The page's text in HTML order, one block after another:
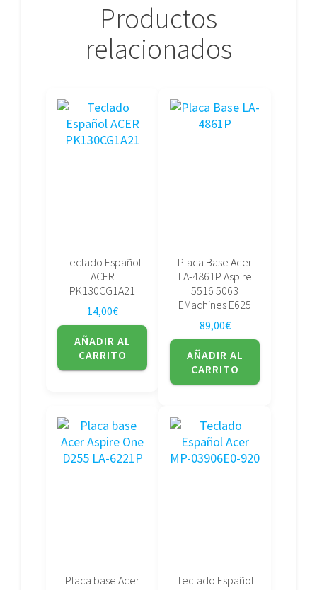
Productos
relacionados
Teclado Español
ACER
PK130CG1A21
14,00€
AÑADIR AL
CARRITO
Placa Base Acer
LA-4861P Aspire
5516 5063
EMachines E625
89,00€
AÑADIR AL
CARRITO
Placa base Acer
Teclado Español